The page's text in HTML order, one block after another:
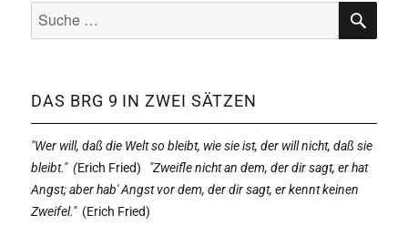
Suche
nach:
SUCHE
DAS BRG 9 IN ZWEI SÄTZEN
"Wer will, daß die Welt so bleibt, wie sie ist, der will nicht, daß sie
bleibt." (Erich Fried)
"Zweifle nicht an dem, der dir sagt, er hat
Angst; aber hab' Angst vor dem, der dir sagt, er kennt keinen
Zweifel."(Erich Fried)